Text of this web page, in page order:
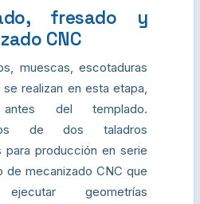
fresado y
CNC
muescas, escotaduras
realizan en esta etapa,
del templado.
de dos taladros
para producción en serie
de mecanizado CNC que
geometrías